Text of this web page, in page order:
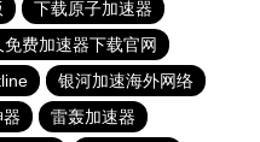
下载原子加速器
费加速器下载官网
银河加速海外网络
雷轰加速器